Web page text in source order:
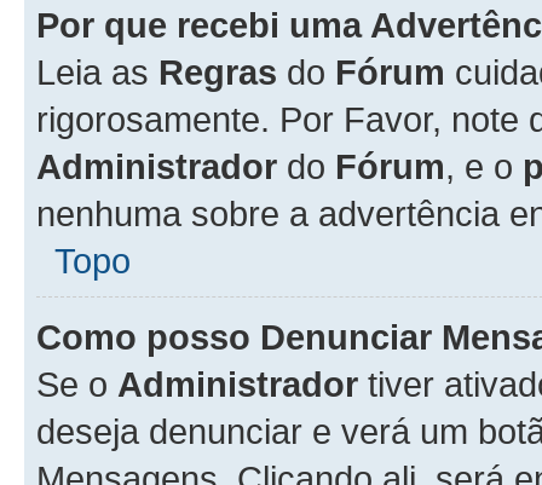
Por que recebi uma
Leia as Regras do Fórum
rigorosamente. Por Favor, note
Administrador do Fórum, e o
nenhuma sobre a advertência
Topo
Como posso Denunciar
Se o Administrador tiver
deseja denunciar e verá um